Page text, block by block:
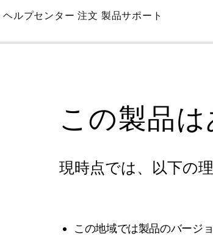
Skip
Main
ヘルプセンター 注文 製品サポート
この製品
現時点では、以下の
この地域では製品のバージ